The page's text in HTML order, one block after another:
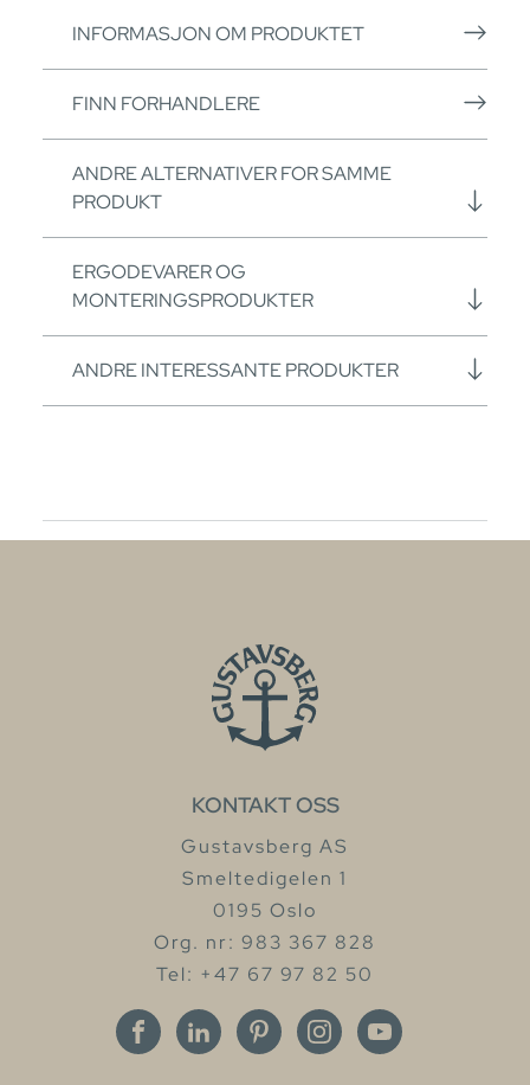
INFORMASJON OM PRODUKTET
FINN FORHANDLERE
ANDRE ALTERNATIVER FOR SAMME
PRODUKT
ERGODEVARER OG
MONTERINGSPRODUKTER
ANDRE INTERESSANTE PRODUKTER
KONTAKT OSS
Gustavsberg AS
Smeltedigelen 1
0195 Oslo
Org. nr: 983 367 828
Tel: +47 67 97 82 50